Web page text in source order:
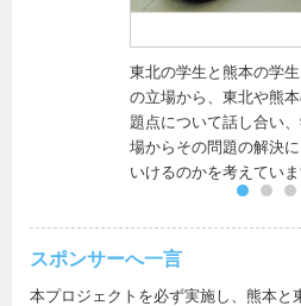
東北の学生と熊本の学
の立場から、東北や熊
題点について話し合い
場からその問題の解決
いけるのかを考えていま
スポンサーへ一言
本プロジェクトを必ず実施し、熊本と